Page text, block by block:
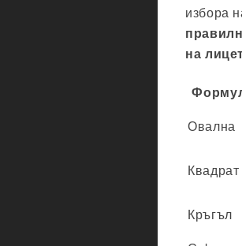
избора
на
Овална
Квадрат
Кръгъл